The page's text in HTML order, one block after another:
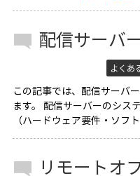
配信サーバ
よくあ
この記事では、配信サーバ
ます。 配信サーバーのシス
（ハードウェア要件・ソフ
リモートオ